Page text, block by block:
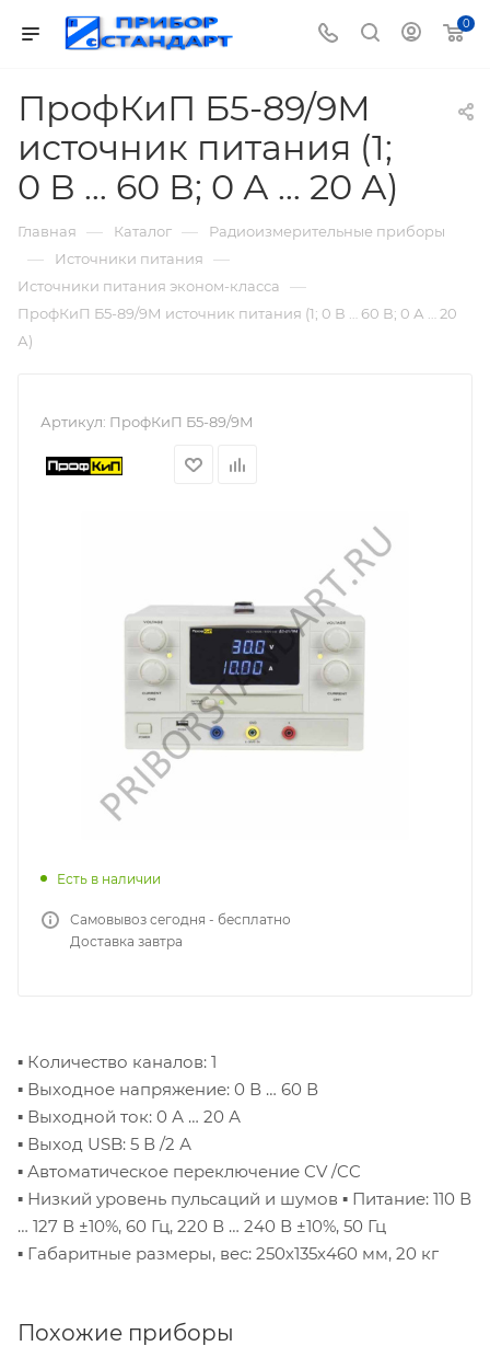
0
ПрофКиП Б5-89/9М
источник питания (1;
0 В … 60 В; 0 А … 20 А)
Главная — Каталог — Радиоизмерительные приборы
— Источники питания —
Источники питания эконом-класса —
ПрофКиП Б5-89/9М источник питания (1; 0 В … 60 В; 0 А … 20
А)
Артикул: ПрофКиП Б5-89/9М
Есть в наличии
Самовывоз сегодня - бесплатно
Доставка завтра
▪ Количество каналов: 1
▪ Выходное напряжение: 0 В … 60 В
▪ Выходной ток: 0 А … 20 А
▪ Выход USB: 5 В /2 А
▪ Автоматическое переключение CV /CC
▪ Низкий уровень пульсаций и шумов ▪ Питание: 110 В
… 127 В ±10%, 60 Гц, 220 В … 240 В ±10%, 50 Гц
▪ Габаритные размеры, вес: 250х135х460 мм, 20 кг
Похожие приборы